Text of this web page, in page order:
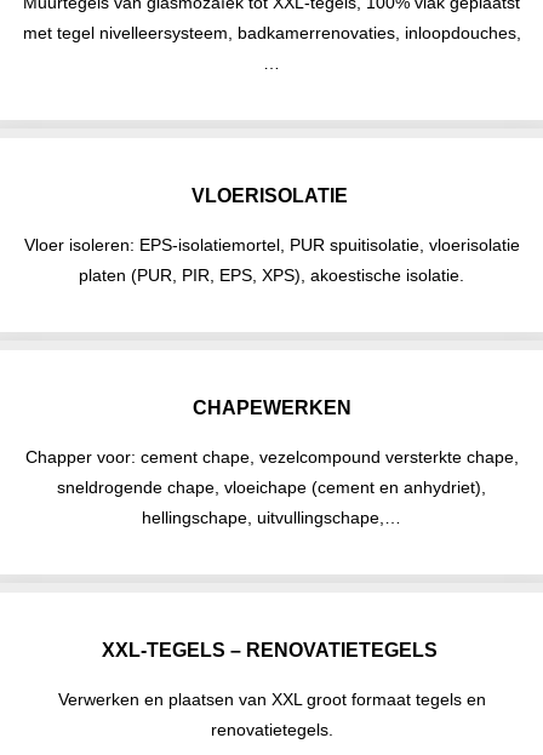
met tegel nivelleersysteem, badkamerrenovaties, inloopdouches,
VLOERISOLATIE
Vloer isoleren: EPS-isolatiemortel, PUR spuitisolatie, vloerisolatie
platen (PUR, PIR, EPS, XPS), akoestische isolatie.
CHAPEWERKEN
Chapper voor: cement chape, vezelcompound versterkte chape,
sneldrogende chape, vloeichape (cement en anhydriet),
hellingschape, uitvullingschape,…
XXL-TEGELS – RENOVATIETEGELS
Verwerken en plaatsen van XXL groot formaat tegels en
renovatietegels.